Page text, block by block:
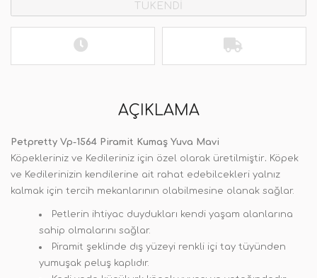
TÜKENDİ
AÇIKLAMA
Petpretty Vp-1564 Piramit Kumaş Yuva Mavi
Köpekleriniz ve Kedileriniz için özel olarak üretilmiştir. Köpek
ve Kedilerinizin kendilerine ait rahat edebilcekleri yalnız
kalmak için tercih mekanlarının olabilmesine olanak sağlar.
Petlerin ihtiyac duydukları kendi yaşam alanlarına
sahip olmalarını sağlar.
Piramit şeklinde dış yüzeyi renkli içi tay tüyünden
yumuşak peluş kaplıdır.